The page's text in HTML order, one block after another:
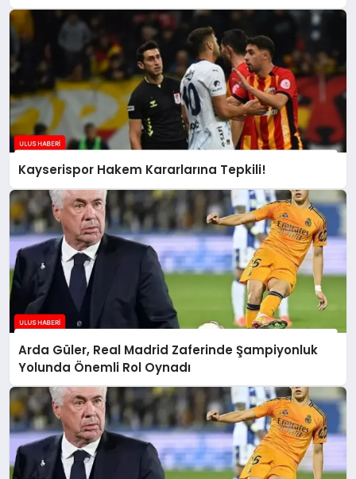
Kayserispor Hakem Kararlarına Tepkili!
Arda Güler, Real Madrid Zaferinde Şampiyonluk
Yolunda Önemli Rol Oynadı